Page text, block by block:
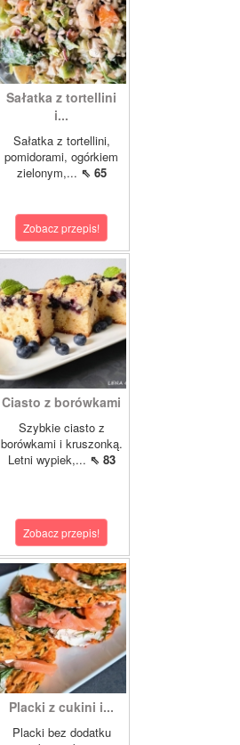
Sałatka z tortellini
i...
Sałatka z tortellini,
pomidorami, ogórkiem
zielonym,... ⇖ 65
Zobacz przepis!
Ciasto z borówkami
Szybkie ciasto z
borówkami i kruszonką.
Letni wypiek,... ⇖ 83
Zobacz przepis!
Placki z cukini i...
Placki bez dodatku